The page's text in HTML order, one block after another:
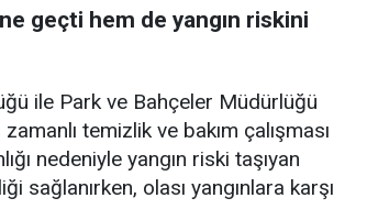
geçti hem de yangın riskini
ile Park ve Bahçeler Müdürlüğü
temizlik ve bakım çalışması
nedeniyle yangın riski taşıyan
sağlanırken, olası yangınlara karşı